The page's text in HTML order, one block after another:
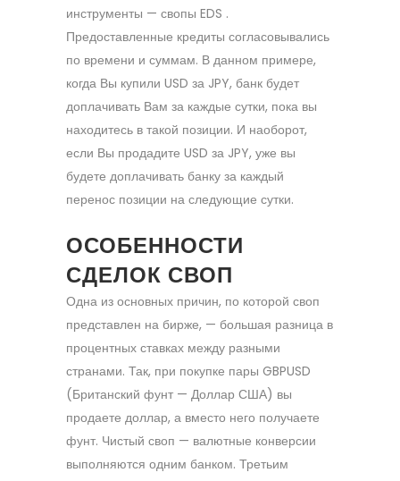
инструменты — свопы EDS .
Предоставленные кредиты согласовывались
по времени и суммам. В данном примере,
когда Вы купили USD за JPY, банк будет
доплачивать Вам за каждые сутки, пока вы
находитесь в такой позиции. И наоборот,
если Вы продадите USD за JPY, уже вы
будете доплачивать банку за каждый
перенос позиции на следующие сутки.
ОСОБЕННОСТИ
СДЕЛОК СВОП
Одна из основных причин, по которой своп
представлен на бирже, — большая разница в
процентных ставках между разными
странами. Так, при покупке пары GBPUSD
(Британский фунт — Доллар США) вы
продаете доллар, а вместо него получаете
фунт. Чистый своп — валютные конверсии
выполняются одним банком. Третьим